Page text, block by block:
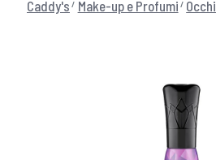
Caddy's Make-up e Profumi Occhi